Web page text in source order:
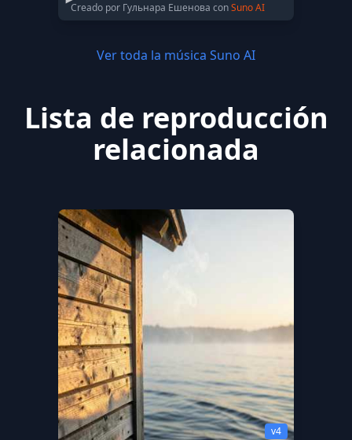
Creado por Гульнара Ешенова conSuno AI
Ver toda la música Suno AI
Lista de reproducción
relacionada
v4